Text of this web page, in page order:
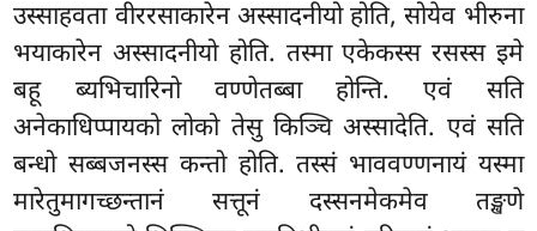
उस्साहवता वीररसाकारेन अस्सादनीयो होति, सोयेव भीरुना
भयाकारेन अस्सादनीयो होति. तस्मा एकेकस्स रसस्स इमे
बहू ब्यभिचारिनो वण्णेतब्बा होन्ति. एवं सति
अनेकाधिप्पायको लोको तेसु किञ्चि अस्सादेति. एवं सति
बन्धो सब्बजनस्स कन्तो होति. तस्सं भाववण्णनायं यस्मा
मारेतुमागच्छन्तानं सत्तूनं दस्सनमेकमेव तङ्खणे